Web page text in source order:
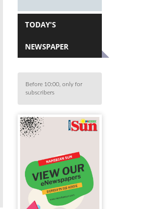
TODAY'S
NEWSPAPER
Before 10:00, only for
subscribers